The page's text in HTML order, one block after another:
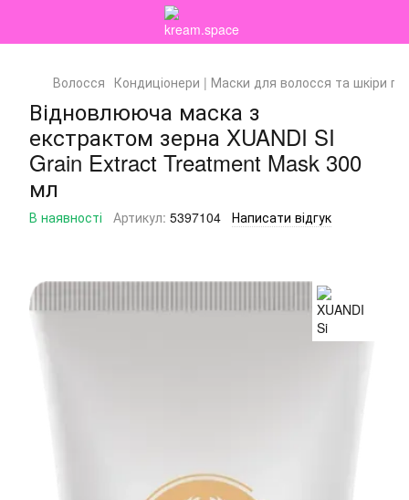
Волосся Кондиціонери | Маски для волосся та шкіри
Відновлююча маска з
екстрактом зерна XUANDI SI
Grain Extract Treatment Mask 300
мл
В наявності Артикул: 5397104 Написати відгук